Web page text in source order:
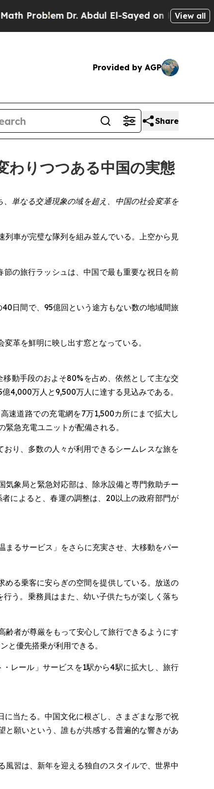
Dr. Abdul El-Sayed on Historic Michigan
View all
Provided by AGP
Share
わりつつある中国の実態
単なる交通現象の域を超え、中国の社会変革を
車が完璧な隊列を組み並んでいる。上空から見
の旅行ラッシュは、中国で最も重要な祝日を前
日間で、95億回という途方もない数の地域間旅
革を鮮明に映し出す窓となっている。
動手段のおよそ80%を占め、依然として主な交
4,000万人と9,500万人に達する見込みである。
速道路での充電網を7万1,500カ所にまで拡大し
急充電ユニットが配備される。
り、多数の人々が利用できるシームレスな旅を
象局と緊急対応部は、除氷設備と専門救助チー
によると、春運の調整は、20以上の政府部門が
るサービス」をさらに充実させ、大移動をパー
る乗客に安らぎの空間を提供している。放送の
う。乗務員はまた、幼い子供たちが楽しく落ち
者が尊厳をもって安心して旅行できるようにす
優先搭乗が利用できる。
レール」サービスを1駅から4駅に拡大し、旅行
当たる。中国文化に根ざし、さまざまな形で祝
願いという、誰もが共感する普遍的な響きがあ
習は、新年を迎える独自のスタイルで、世界中